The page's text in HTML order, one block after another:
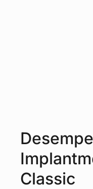
Classic